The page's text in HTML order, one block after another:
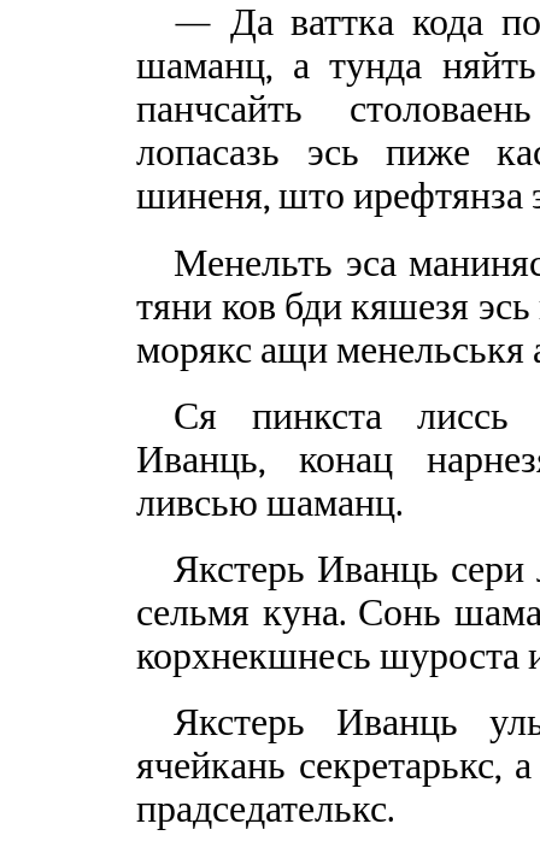
— Да ваттка кода
шаманц, а тунда няйть
панчсайть
лопасазь эсь пиже
шиненя, што ирефтянза
Менельть эса
тяни ков бди кяшезя
морякс ащи менельськя
Ся пинкста лиссь
Иванць, конац
ливсью шаманц.
Якстерь Иванць
сельмя куна. Сонь
корхнекшнесь шуроста
Якстерь Иванць
ячейкань секретарькс,
прадседателькс.